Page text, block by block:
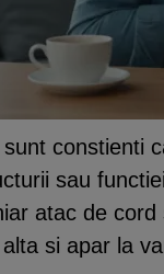
constienti
sau
atac de
si apar la